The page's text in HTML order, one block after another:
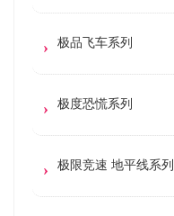
极品飞车系列
极度恐慌系列
极限竞速 地平线系列